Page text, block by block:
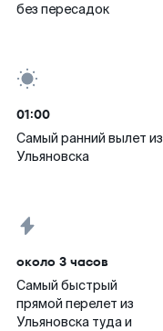
без пересадок
01:00
Самый ранний вылет из
Ульяновска
около 3 часов
Самый быстрый
прямой перелет из
Ульяновска туда и